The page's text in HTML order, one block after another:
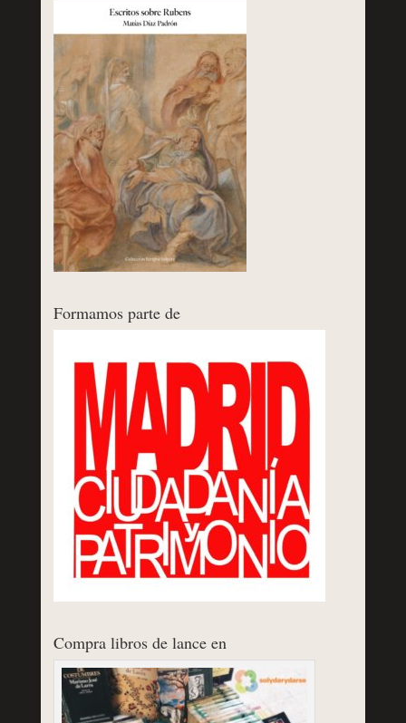
Formamos parte de
Compra libros de lance en